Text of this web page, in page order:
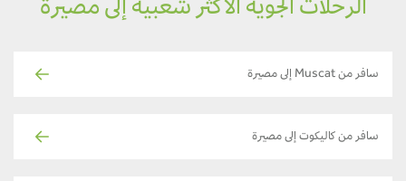
الرحلات الجوية الأكثر شعبية إلى مصيرة
سافر من Muscat إلى مصيرة
سافر من كاليكوت إلى مصيرة